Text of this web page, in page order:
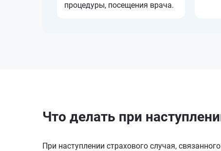
процедуры, посещения врача.
Что делать при
При наступлении страхового случая,